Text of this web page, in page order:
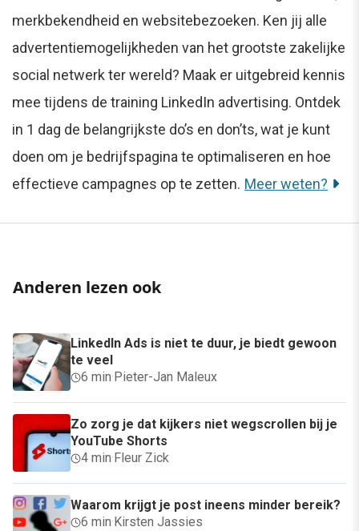
merkbekendheid en websitebezoeken. Ken jij alle
advertentiemogelijkheden van het grootste zakelijke
social netwerk ter wereld? Maak er uitgebreid kennis
mee tijdens de training LinkedIn advertising. Ontdek
in 1 dag de belangrijkste do’s en don’ts, wat je kunt
doen om je bedrijfspagina te optimaliseren en hoe
effectieve campagnes op te zetten. Meer weten?
Anderen lezen ook
LinkedIn Ads is niet te duur, je biedt gewoon
te veel
6 min· Pieter-Jan Maleux
Zo zorg je dat kijkers niet wegscrollen bij je
YouTube Shorts
4 min· Fleur Zick
Waarom krijgt je post ineens minder bereik?
6 min· Kirsten Jassies